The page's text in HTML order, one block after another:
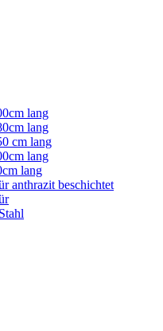
lang
lang
cm lang
lang
lang
anthrazit beschichtet